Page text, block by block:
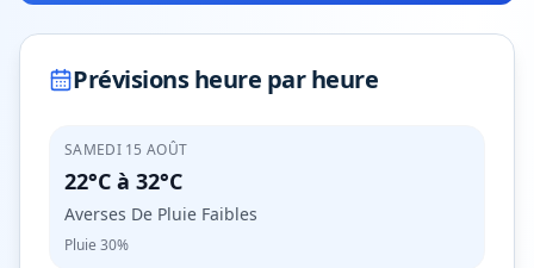
Prévisions heure par heure
SAMEDI 15 AOÛT
22°C à 32°C
Averses De Pluie Faibles
Pluie 30%